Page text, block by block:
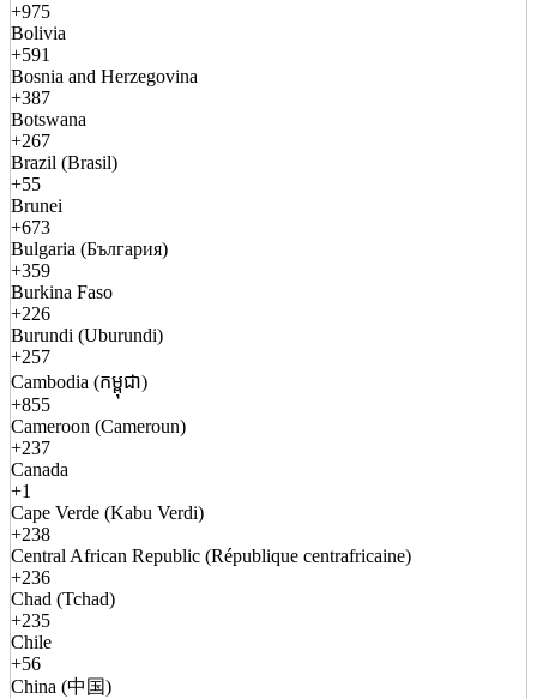
+975
Bolivia
+591
Bosnia and Herzegovina
+387
Botswana
+267
Brazil (Brasil)
+55
Brunei
+673
Bulgaria (България)
+359
Burkina Faso
+226
Burundi (Uburundi)
+257
Cambodia (កម្ពុជា)
+855
Cameroon (Cameroun)
+237
Canada
+1
Cape Verde (Kabu Verdi)
+238
Central African Republic (République centrafricaine)
+236
Chad (Tchad)
+235
Chile
+56
China (中国)